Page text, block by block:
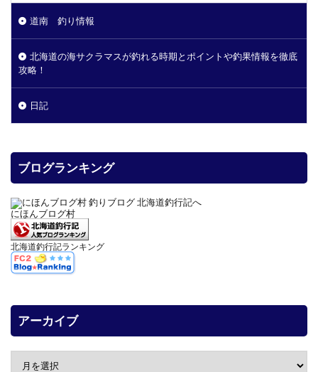
道南 釣り情報
北海道の海サクラマスが釣れる時期とポイントや釣果情報を徹底
攻略！
日記
ブログランキング
にほんブログ村
北海道釣行記ランキング
アーカイブ